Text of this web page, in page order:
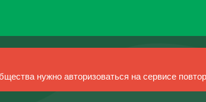
нужно авторизоваться на сервисе